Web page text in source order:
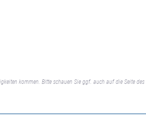
kommen. Bitte schauen Sie ggf. auch auf die Seite